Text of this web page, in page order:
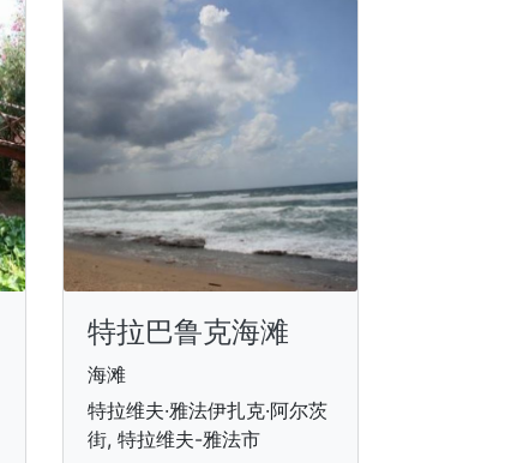
特拉巴鲁克海滩
海滩
特拉维夫·雅法伊扎克·阿尔茨
街, 特拉维夫-雅法市